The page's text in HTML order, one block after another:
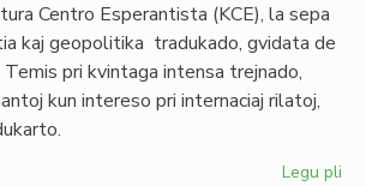
Centro Esperantista (KCE), la sepa
kaj geopolitika tradukado, gvidata de
pri kvintaga intensa trejnado,
kun intereso pri internaciaj rilatoj,
Legu pli